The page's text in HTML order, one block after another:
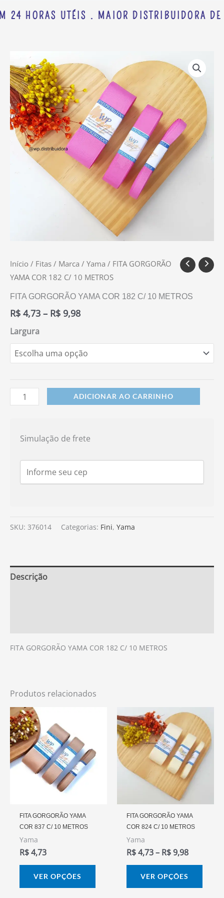
24 HORAS UTÉIS . MAIOR DISTRIBUIDORA
Início / Fitas / Marca / Yama / FITA GORGORÃO
YAMA COR 182 C/ 10 METROS
FITA GORGORÃO YAMA COR 182 C/ 10 METROS
R$ 4,73 – R$ 9,98
de
preço:
R$ 4,73
através
R$ 9,98
Largura
GORGORÃO
YAMA
COR
182
C/
METROS
quantidade
ADICIONAR AO CARRINHO
Simulação de frete
SKU: 376014 Categorias: Fini, Yama
Descrição
FITA GORGORÃO YAMA COR 182 C/ 10 METROS
Produtos relacionados
FITA GORGORÃO YAMA
COR 837 C/ 10 METROS
Yama
R$4,73
VER OPÇÕES
produto
várias
variantes.
escolhidas
do
FITA GORGORÃO YAMA
COR 824 C/ 10 METROS
Yama
R$4,73– R$9,98
Faixa
De
Preço:
R$ 4,73
Através
R$ 9,98
VER OPÇÕES
tem
do